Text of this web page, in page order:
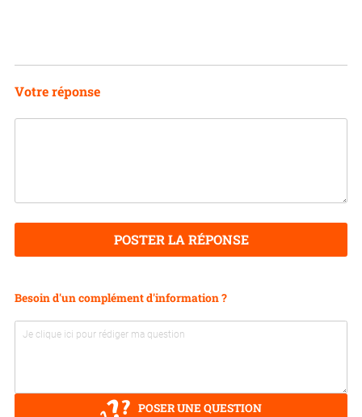
Votre réponse
POSTER LA RÉPONSE
Besoin d'un complément d'information ?
POSER UNE QUESTION